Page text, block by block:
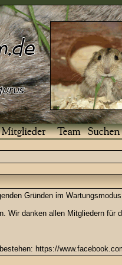
Gründen im
Wir danken allen Mitgliedern für
https://